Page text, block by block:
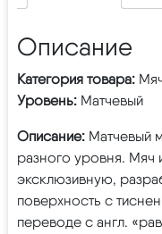
Описание
Категория товара:
Уровень: Матчевый
Описание: Матчевый
разного уровня.
эксклюзивную,
поверхность с
переводе с англ.